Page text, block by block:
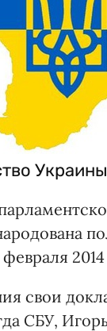
свои
СБУ,